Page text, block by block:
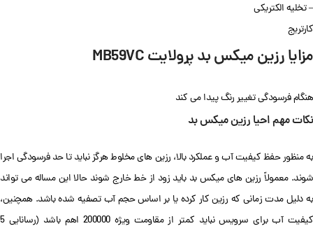
– تخلیه الکتریکی
کارتریج
مزایا رزین میکس بد پرولایت MB59VC
هنگام فرسودگی تغییر رنگ پیدا می کند
نکات مهم احیا رزین میکس بد
به منظور حفظ کیفیت آب و عملکرد بالا، رزین های مخلوط هرگز نباید تا حد فرسودگی اجرا
شوند. معمولاً رزین های میکس بد باید زود از خط خارج شوند حالا این مساله می تواند
به دلیل مدت زمانی که رزین کار کرده یا بر اساس حجم آب تصفیه شده باشد. همچنین،
کیفیت آب برای سرویس نباید کمتر از مقاومت ویژه 200000 اهم باشد (رسانایی 5